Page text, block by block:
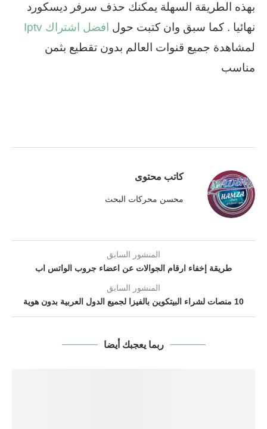
بهذه الطريقة السهلة يمكنك حذف سرفر ديسكورد
نهائيا . كما سبق وان كتبت حول افضل اشتراك Iptv
لمشاهدة جميع قنوات العالم بدون تقطيع بثمن
مناسب
كاتب محتوى
محسن محركات البحث
المنشور السابق
طريقة إخفاء ارقام الجوالات عن اعضاء جروب الواتس اب
المنشور السابق
10 منصات لشراء البيتكوين بالفيزا لجميع الدول العربية بدون هوية
ربما يعجبك أيضا